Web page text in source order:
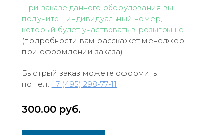
При заказе данного оборудования вы
получите 1 индивидуальный номер,
который будет участвовать в розыгрыше
(подробности вам расскажет менеджер
при оформлении заказа)
Быстрый заказ можете оформить
по тел: +7 (495) 298-77-11
300.00 руб.